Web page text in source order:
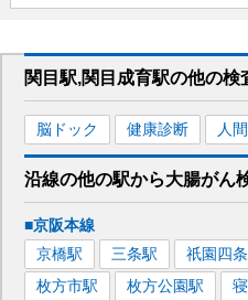
関目駅,関目成育駅の他の検
脳ドック 健康診断 人
沿線の他の駅から大腸がん
■京阪本線
京橋駅 三条駅 祇園四条
枚方市駅 枚方公園駅